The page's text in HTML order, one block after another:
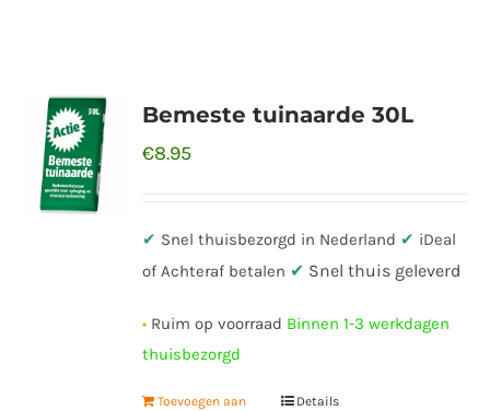
Bemeste tuinaarde 30L
€8.95
✔ Snel thuisbezorgd in Nederland ✔ iDeal
of Achteraf betalen ✔ Snel thuis geleverd
• Ruim op voorraad Binnen 1-3 werkdagen
thuisbezorgd
Toevoegen aan
Details